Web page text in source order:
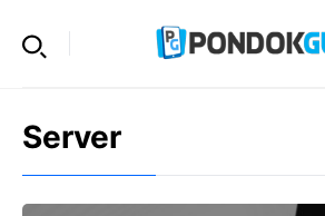
Server